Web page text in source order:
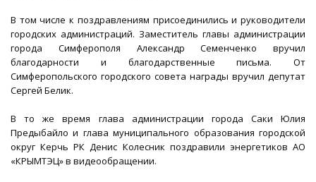
В том числе к поздравлениям присоединились и руководители
городских администраций. Заместитель главы администрации
города Симферополя Александр Семенченко вручил
благодарности и благодарственные письма. От
Симферопольского городского совета награды вручил депутат
Сергей Белик.
В то же время глава администрации города Саки Юлия
Предыбайло и глава муниципального образования городской
округ Керчь РК Денис Колесник поздравили энергетиков АО
«КРЫМТЭЦ» в видеообращении.